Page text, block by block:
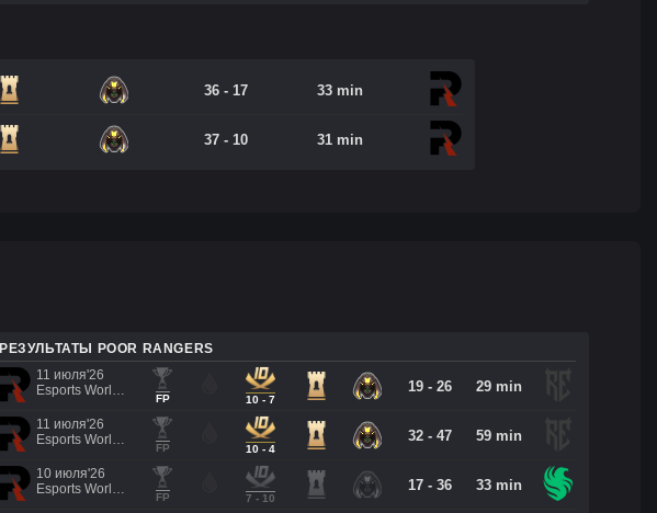
36 - 17 33 min
37 - 10 31 min
РЕЗУЛЬТАТЫ POOR RANGERS
11 июля'26
FP 10 - 7
19 - 26 29 min
11 июля'26
FP 10 - 4
32 - 47 59 min
10 июля'26
FP 7 - 10
17 - 36 33 min